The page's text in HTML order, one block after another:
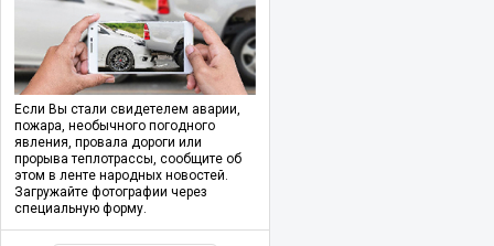
Если Вы стали свидетелем аварии,
пожара, необычного погодного
явления, провала дороги или
прорыва теплотрассы, сообщите об
этом в ленте народных новостей.
Загружайте фотографии через
специальную форму.